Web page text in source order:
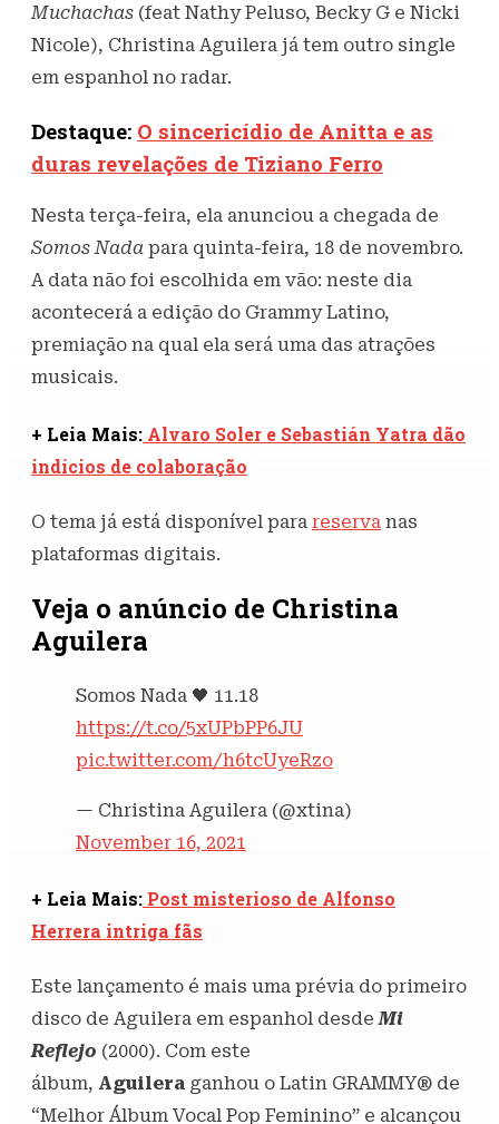
Muchachas (feat Nathy Peluso, Becky G e Nicki
Nicole), Christina Aguilera já tem outro single
em espanhol no radar.
Destaque: O sincericídio de Anitta e as
duras revelações de Tiziano Ferro
Nesta terça-feira, ela anunciou a chegada de
Somos Nada para quinta-feira, 18 de novembro.
A data não foi escolhida em vão: neste dia
acontecerá a edição do Grammy Latino,
premiação na qual ela será uma das atrações
musicais.
+ Leia Mais: Alvaro Soler e Sebastián Yatra dão
indícios de colaboração
O tema já está disponível para reserva nas
plataformas digitais.
Veja o anúncio de Christina
Aguilera
Somos Nada 🖤 11.18
https://t.co/5xUPbPP6JU
pic.twitter.com/h6tcUyeRzo
— Christina Aguilera (@xtina)
November 16, 2021
+ Leia Mais: Post misterioso de Alfonso
Herrera intriga fãs
Este lançamento é mais uma prévia do primeiro
disco de Aguilera em espanhol desdeMi
Reflejo (2000). Com este
álbum, Aguilera ganhou o Latin GRAMMY® de
“Melhor Álbum Vocal Pop Feminino” e alcançou